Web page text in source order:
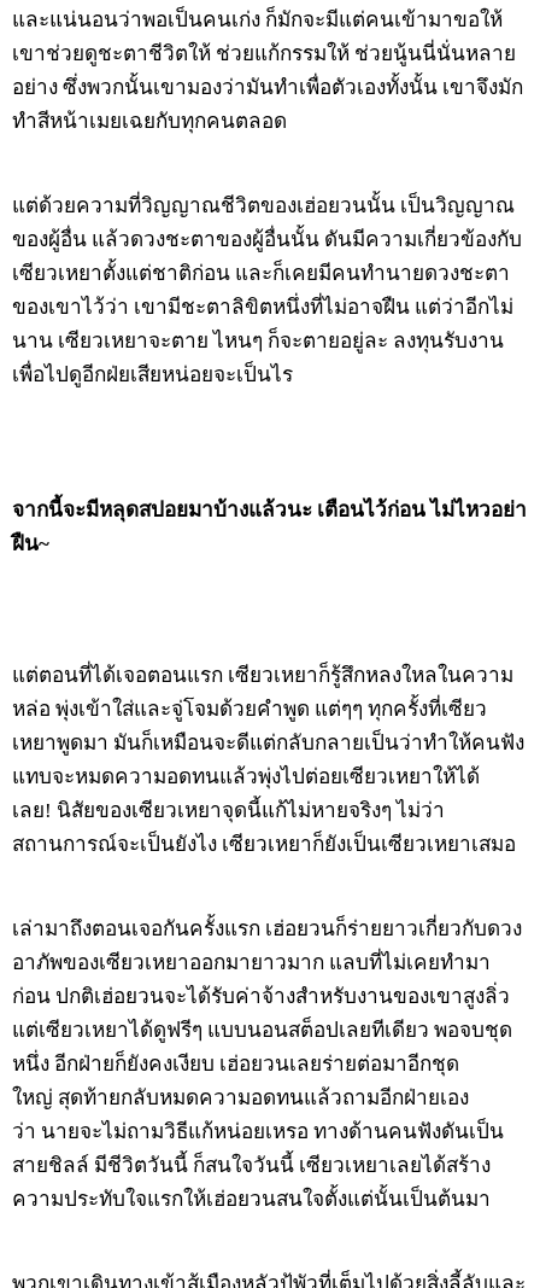
และแน่นอนว่าพอเป็นคนเก่ง ก็มักจะมีแต่คนเข้ามาขอให้
เขาช่วยดูชะตาชีวิตให้ ช่วยแก้กรรมให้ ช่วยนู้นนี่นั่นหลาย
อย่าง ซึ่งพวกนั้นเขามองว่ามันทำเพื่อตัวเองทั้งนั้น เขาจึงมัก
ทำสีหน้าเมยเฉยกับทุกคนตลอด
แต่ด้วยความที่วิญญาณชีวิตของเฮ่อยวนนั้น เป็นวิญญาณ
ของผู้อื่น แล้วดวงชะตาของผู้อื่นนั้น ดันมีความเกี่ยวข้องกับ
เซียวเหยาตั้งแต่ชาติก่อน และก็เคยมีคนทำนายดวงชะตา
ของเขาไว้ว่า เขามีชะตาลิขิตหนึ่งที่ไม่อาจฝืน แต่ว่าอีกไม่
นาน เซียวเหยาจะตาย ไหนๆ ก็จะตายอยู่ละ ลงทุนรับงาน
เพื่อไปดูอีกฝ่ยเสียหน่อยจะเป็นไร
จากนี้จะมีหลุดสปอยมาบ้างแล้วนะ เตือนไว้ก่อน ไม่ไหวอย่า
ฝืน~
แต่ตอนที่ได้เจอตอนแรก เซียวเหยาก็รู้สึกหลงใหลในความ
หล่อ พุ่งเข้าใส่และจู่โจมด้วยคำพูด แต่ๆๆ ทุกครั้งที่เซียว
เหยาพูดมา มันก็เหมือนจะดีแต่กลับกลายเป็นว่าทำให้คนฟัง
แทบจะหมดความอดทนแล้วพุ่งไปต่อยเซียวเหยาให้ได้
เลย! นิสัยของเซียวเหยาจุดนี้แก้ไม่หายจริงๆ ไม่ว่า
สถานการณ์จะเป็นยังไง เซียวเหยาก็ยังเป็นเซียวเหยาเสมอ
เล่ามาถึงตอนเจอกันครั้งแรก เฮ่อยวนก็ร่ายยาวเกี่ยวกับดวง
อาภัพของเซียวเหยาออกมายาวมาก แลบที่ไม่เคยทำมา
ก่อน ปกติเฮ่อยวนจะได้รับค่าจ้างสำหรับงานของเขาสูงลิ่ว
แต่เซียวเหยาได้ดูฟรีๆ แบบนอนสต็อปเลยทีเดียว พอจบชุด
หนึ่ง อีกฝ่ายก็ยังคงเงียบ เฮ่อยวนเลยร่ายต่อมาอีกชุด
ใหญ่ สุดท้ายกลับหมดความอดทนแล้วถามอีกฝ่ายเอง
ว่า นายจะไม่ถามวิธีแก้หน่อยเหรอ ทางด้านคนฟังดันเป็น
สายชิลล์ มีชีวิตวันนี้ ก็สนใจวันนี้ เซียวเหยาเลยได้สร้าง
ความประทับใจแรกให้เฮ่อยวนสนใจตั้งแต่นั้นเป็นต้นมา